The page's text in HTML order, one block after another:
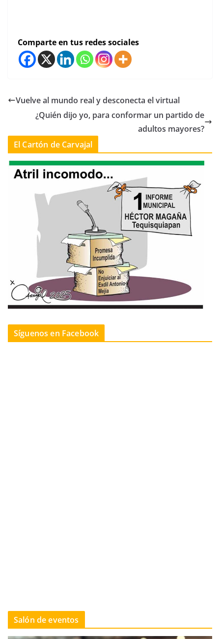
Comparte en tus redes sociales
Vuelve al mundo real y desconecta el virtual
¿Quién dijo yo, para conformar un partido de
adultos mayores?
El Cartón de Carvajal
Síguenos en Facebook
Salón de eventos